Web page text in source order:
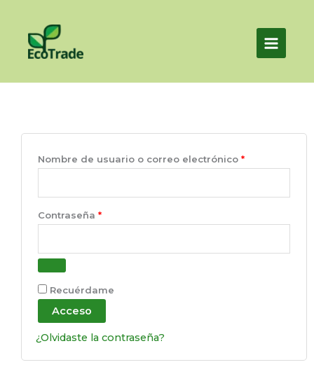
contenido
Nombre de usuario o correo electrónico *
Contraseña *
Recuérdame
Acceso
¿Olvidaste la contraseña?